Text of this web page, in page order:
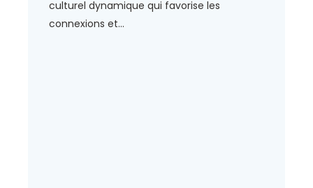
culturel dynamique qui favorise les
connexions et...